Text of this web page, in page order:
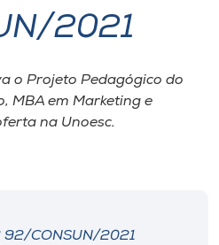
2021
o Projeto Pedagógico do
MBA em Marketing e
na Unoesc.
92/CONSUN/2021